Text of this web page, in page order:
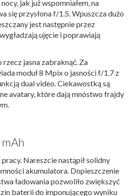
jak już wspomniałem, na
się przysłona f/1.5. Wpuszcza dużo
jest następnie przez
ujęcie i poprawiają
rzecz jasna zabraknąć. Za
moduł 8 Mpix o jasności f/1.7 z
dual video. Ciekawostką są
avatary, które dają mnóstwo frajdy
Nareszcie nastąpił solidny
akumulatora. Dopieszczenie
ładowania pozwoliło zwiększyć
baterii do imponującego wyniku